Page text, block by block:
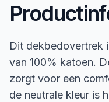
Dit dekbedovertrek
van 100% katoen.
zorgt voor een
de neutrale kleur is